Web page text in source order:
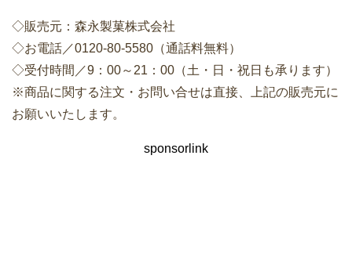
◇販売元：森永製菓株式会社
◇お電話／0120-80-5580（通話料無料）
◇受付時間／9：00～21：00（土・日・祝日も承ります）
※商品に関する注文・お問い合せは直接、上記の販売元に
お願いいたします。
sponsorlink